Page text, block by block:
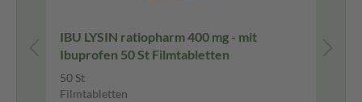
IBU LYSIN ratiopharm 400 mg - mit
Ibuprofen 50 St Filmtabletten
50 St
Filmtabletten